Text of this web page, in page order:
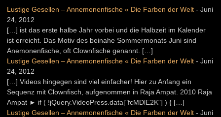
Lustige Gesellen – Annemonenfische « Die Farben der Welt - Juni
24, 2012
[…] ist das erste halbe Jahr vorbei und die Halbzeit im Kalender
ist erreicht. Das Motiv des beinahe Sommermonats Juni sind
Anemonenfische, oft Clownfische genannt. […]
Lustige Gesellen – Annemonenfische « Die Farben der Welt - Juni
24, 2012
[…] Videos hingegen sind viel einfacher! Hier zu Anfang ein
Sequenz mit Clownfisch, aufgenommen in Raja Ampat. 2010 Raja
Ampat ► if ( !jQuery.VideoPress.data["fcMDlE2K"] ) { […]
Lustige Gesellen – Annemonenfische « Die Farben der Welt - Juni